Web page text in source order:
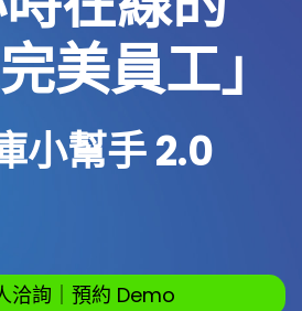
美員工」
小幫手 2.0
洽詢｜預約 Demo